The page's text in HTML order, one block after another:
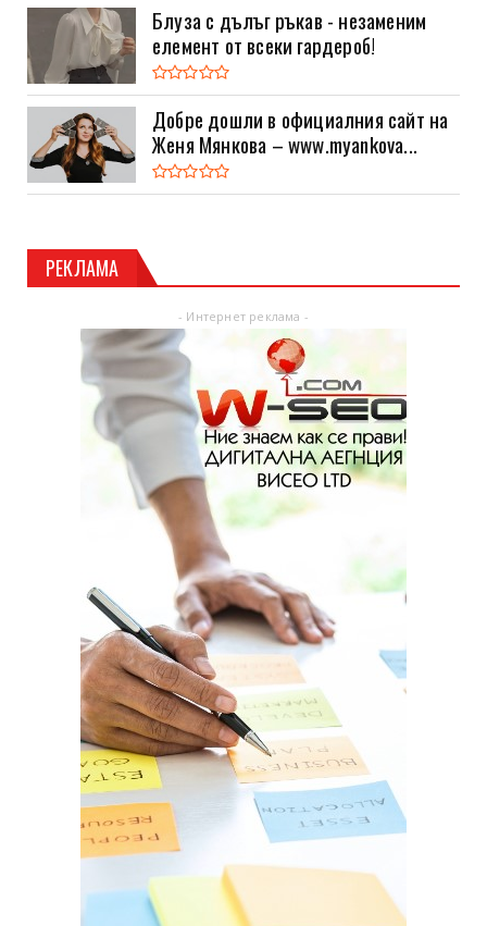
Блуза с дълъг ръкав - незаменим
елемент от всеки гардероб!
Добре дошли в официалния сайт на
Женя Мянкова – www.myankova...
РЕКЛАМА
- Интернет реклама -